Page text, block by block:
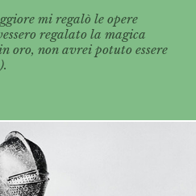
mi regalò le opere
regalato la magica
oro, non avrei potuto essere